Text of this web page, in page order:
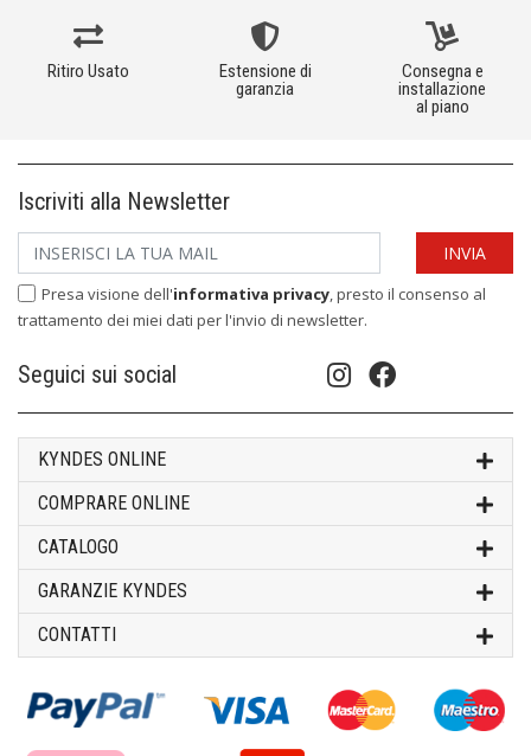
Ritiro Usato
Estensione di
garanzia
Consegna e
installazione
al piano
Iscriviti alla Newsletter
Presa visione dell'informativa privacy , presto il consenso al
trattamento dei miei dati per l'invio di newsletter.
Seguici sui social
KYNDES ONLINE
COMPRARE ONLINE
CATALOGO
GARANZIE KYNDES
CONTATTI